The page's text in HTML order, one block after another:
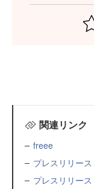
関連リンク
freee
プレスリリース
プレスリリース